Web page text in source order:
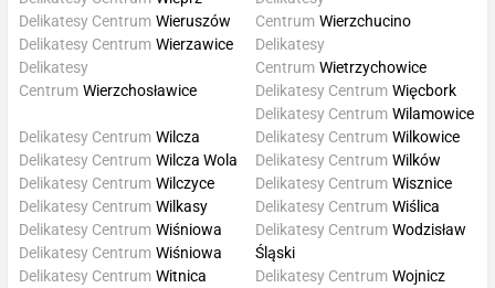
Delikatesy Centrum Wieruszów
Delikatesy Centrum Wierzawice
Delikatesy
Centrum Wierzchosławice
Centrum Wierzchucino
Delikatesy
Centrum Wietrzychowice
Delikatesy Centrum Więcbork
Delikatesy Centrum Wilamowice
Delikatesy Centrum Wilcza
Delikatesy Centrum Wilcza Wola
Delikatesy Centrum Wilczyce
Delikatesy Centrum Wilkasy
Delikatesy Centrum Wilkowice
Delikatesy Centrum Wilków
Delikatesy Centrum Wisznice
Delikatesy Centrum Wiślica
Delikatesy Centrum Wiśniowa
Delikatesy Centrum Wiśniowa
Delikatesy Centrum Witnica
Delikatesy Centrum Wodzisław
Śląski
Delikatesy Centrum Wojnicz